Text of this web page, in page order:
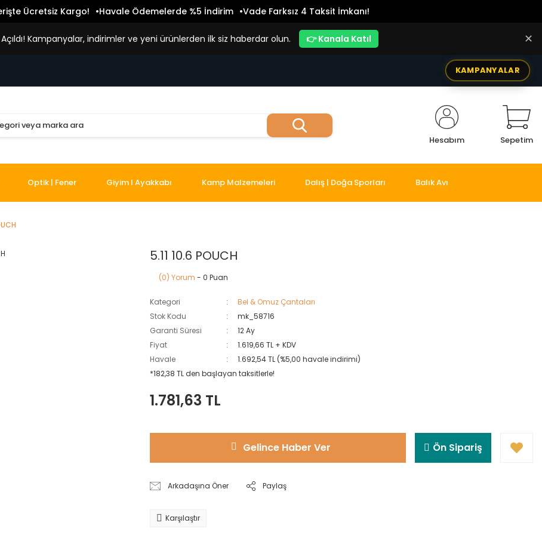
Ücretsiz Kargo! Havale Ödemelerde %5 İndirim Vade Farksız 4 Taksit İmkanı!
Açıldı! Kampanyalar, indirimler ve yeni ürünlerden ilk siz haberdar olun. 👉 Kanala Katıl ✕
KAMPANYALAR
Hesabım Sepetim
Optik | Fener Giyim I Ayakkabı Kamp Malzemeleri Dalış | Doğa Sporları Balık Avı
5.11 10.6 POUCH
(0) Yorum - 0 Puan
Kategori
Bel & Omuz Çantaları
Stok Kodu
mk_58716
Garanti Süresi
12 Ay
Fiyat
1.619,66 TL + KDV
Havale
1.692,54 TL (%5,00 havale indirimi)
*182,38 TL den başlayan taksitlerle!
1.781,63 TL
Gelince Haber Ver Ön Sipariş
Arkadaşına Öner Paylaş
Karşılaştır